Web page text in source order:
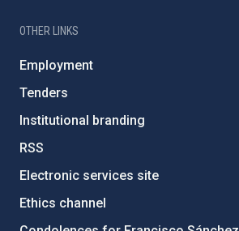
OTHER LINKS
Employment
Tenders
Institutional branding
RSS
Electronic services site
Ethics channel